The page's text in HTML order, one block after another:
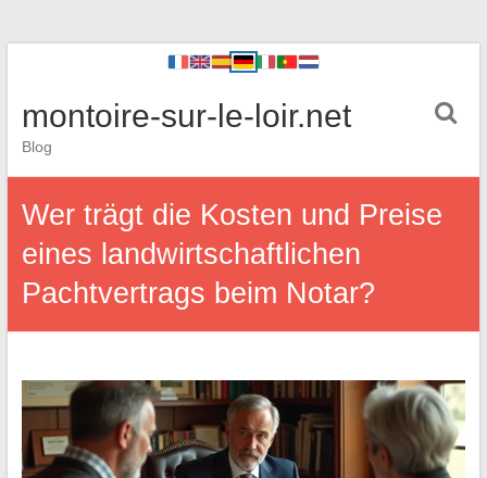
montoire-sur-le-loir.net
Blog
Wer trägt die Kosten und Preise
eines landwirtschaftlichen
Pachtvertrags beim Notar?